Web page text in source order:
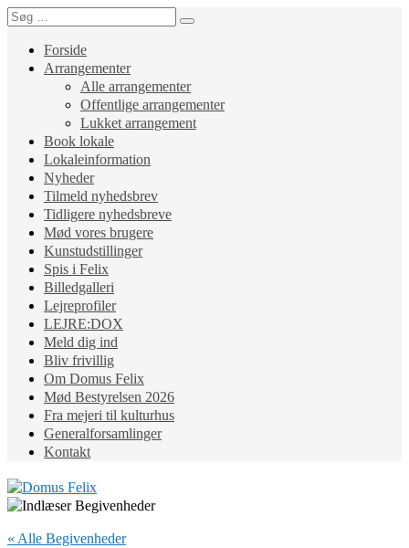
Forside
Arrangementer
Alle arrangementer
Offentlige arrangementer
Lukket arrangement
Book lokale
Lokaleinformation
Nyheder
Tilmeld nyhedsbrev
Tidligere nyhedsbreve
Mød vores brugere
Kunstudstillinger
Spis i Felix
Billedgalleri
Lejreprofiler
LEJRE:DOX
Meld dig ind
Bliv frivillig
Om Domus Felix
Mød Bestyrelsen 2026
Fra mejeri til kulturhus
Generalforsamlinger
Kontakt
« Alle Begivenheder